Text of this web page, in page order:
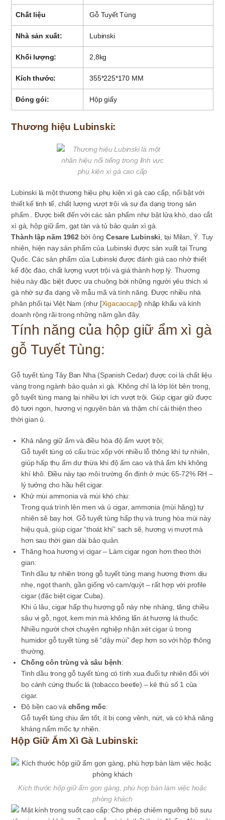
Chất liệu Gỗ Tuyết Tùng
Nhà sản xuất: Lubinski
Khối lượng: 2,8kg
Kích thước: 355*225*170 MM
Đóng gói: Hộp giấy
Thương hiệu Lubinski:
Lubinski là một thương hiệu phụ kiện xì gà cao cấp, nổi bật với
thiết kế tinh tế, chất lượng vượt trội và sự đa dạng trong sản
phẩm.. Được biết đến với các sản phẩm như bật lửa khò, dao cắt
xì gà, hộp giữ ẩm, gạt tàn và tủ bảo quản xì gà.
Thành lập năm 1962 bởi ôngCesare Lubinski , tại Milan, Ý. Tuy
nhiên, hiện nay sản phẩm của Lubinski được sản xuất tại Trung
Quốc. Các sản phẩm của Lubinski được đánh giá cao nhờ thiết
kế độc đáo, chất lượng vượt trội và giá thành hợp lý. Thương
hiệu này đặc biệt được ưa chuộng bởi những người yêu thích xì
gà nhờ sự đa dạng về mẫu mã và tính năng. Được nhiều nhà
phân phối tại Việt Nam (như [Xigacaocap]) nhập khẩu và kinh
doanh rộng rãi trong những năm gần đây.
Tính năng của hộp giữ ẩm xì gà
gỗ Tuyết Tùng:
Gỗ tuyết tùng Tây Ban Nha (Spanish Cedar) được coi là chất liệu
vàng trong ngành bảo quản xì gà. Không chỉ là lớp lót bên trong,
gỗ tuyết tùng mang lại nhiều lợi ích vượt trội. Giúp cigar giữ được
độ tươi ngon, hương vị nguyên bản và thậm chícải thiện theo
thời gian ủ.
Khả năng giữ ẩm và điều hòa độ ẩm vượt trội;
Gỗ tuyết tùng có cấu trúc xốp với nhiều lỗ thông khí tự nhiên,
giúp hấp thụ ẩm dư thừa khi độ ẩm cao vàthả ẩm khi không
khí khô. Điều này tạo môi trường ổn định ở mức65-72% RH –
lý tưởng cho hầu hết cigar.
Khử mùi ammonia và mùi khó chịu:
Trong quá trình lên men và ủ cigar, ammonia (mùi hăng) tự
nhiên sẽ bay hơi. Gỗ tuyết tùng hấp thụ và trung hòa mùi này
hiệu quả, giúp cigar “thoát khí” sạch sẽ, hương vị mượt mà
hơn sau thời gian dài bảo quản.
Thăng hoa hương vị cigar – Làm cigar ngon hơn theo thời
gian:
Tinh dầu tự nhiên trong gỗ tuyết tùng mang hương thơm dịu
nhẹ, ngọt thanh, gần giống vỏ cam/quýt– rất hợp với profile
cigar (đặc biệt cigar Cuba).
Khi ủ lâu, cigar hấp thụ hương gỗ này nhẹ nhàng, tăng chiều
sâu vị gỗ, ngọt, kem mịn mà không lấn át hương lá thuốc.
Nhiều người chơi chuyên nghiệp nhận xét cigar ủ trong
humidor gỗ tuyết tùng sẽ “dậy mùi” đẹp hơn so với hộp thông
thường.
Chống côn trùng và sâu bệnh:
Tinh dầu trong gỗ tuyết tùng có tínhxua đuổi tự nhiên đối với
bọ cánh cứng thuốc lá (tobacco beetle) – kẻ thù số 1 của
cigar.
Độ bền cao và chống mốc:
Gỗ tuyết tùng chịu ẩm tốt, ít bị cong vênh, nứt, và có khả năng
kháng nấm mốctự nhiên.
Hộp Giữ Ẩm Xì Gà Lubinski:
Kích thước hộp giữ ẩm gọn gàng, phù hợp bàn làm việc hoặc
phòng khách